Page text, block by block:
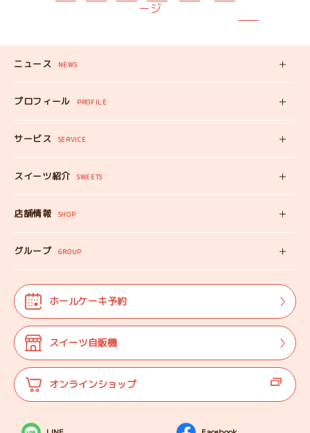
ージ
ホールケーキ予約
スイーツ自販機
オンラインショップ
ニュース NEWS
新着記事
プロフィール PROFILE
みいちゃんのプロフィール
みいちゃんママの
サービス SERVICE
スイーツ自販機
工房見学
みいちゃんのSDGS
お仕事体験
よくある質問
スイーツ紹介 SWEETS
みいちゃんのスイーツ
オンラインショップ
店舗情報 SHOP
店舗情報
マップ
法人･団体様向け
ご案内
代表プロフィール
登壇実績
グループ GROUP
株式会社TANEBI
Shining Children
自分探しを